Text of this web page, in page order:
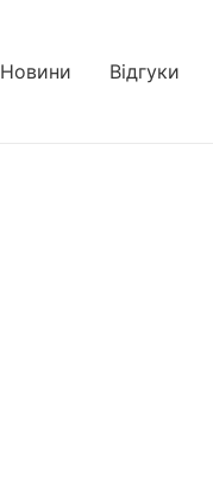
Новини Відгуки